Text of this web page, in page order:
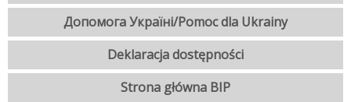
Допомога Україні/Pomoc dla Ukrainy
Deklaracja dostępności
Strona główna BIP